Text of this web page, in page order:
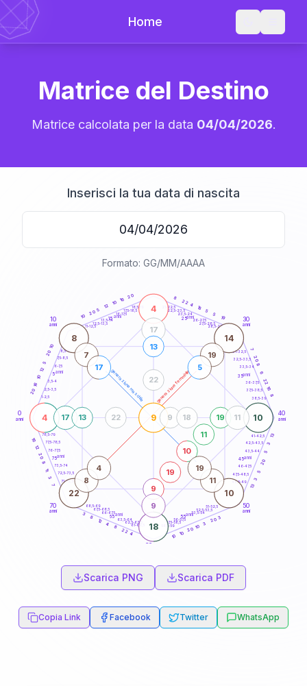
Home
Matrice del Destino
Matrice calcolata per la data 04/04/2026.
Inserisci la tua data di nascita
Formato: GG/MM/AAAA
generazione maschile generazione femminile
0
anni
10
anni
30
anni
40
anni
50
anni
60
70
anni
1-2,5
2,5-3,5
3,5-4
6-7,5
7,5-8,5
8,5-9
11-12,5
12,5-13,5
13,5-14
16-17,5
17,5-18,5
18,5-19
21-22,5
22,5-23,5
23,5-24
26-27,5
27,5-28,5
28,5-29
31-32,5
32,5-33,5
33,5-34
36-37,5
37,5-38,5
38,5-39
41-42,5
42,5-43,5
43,5-44
46-47,5
47,5-48,5
48,5-49
51-52,5
52,5-53,5
53,5-54
56-57,5
57,5-58,5
58,5-59
61-62,5
62,5-63,5
63,5-64
66-67,5
67,5-68,5
68,5-69
71-72,5
72,5-73,5
73,5-74
76-77,5
77,5-78,5
78,5-79
20
16
10
12
5
20
10
10
20 5
12
10
16
20 8
22 4
18 5
5
19
7
20
8
6
22
16
8
13
3
5
20
5
3
13
3
20
3
10
20
10
10
4
22
8
4
12
8
3
7
3
11
8
20
12
16
4
4
10
18
9
8 14
22 10
9
19
10
11
19
17
17
11
9
13
13
9 18
22
22
7
17
19
5
8
4
11
19
5anni
15 anni 25anni
35anni
45anni
55anni
65anni
75anni
Scarica PNG Scarica PDF
Copia Link Facebook Twitter WhatsApp